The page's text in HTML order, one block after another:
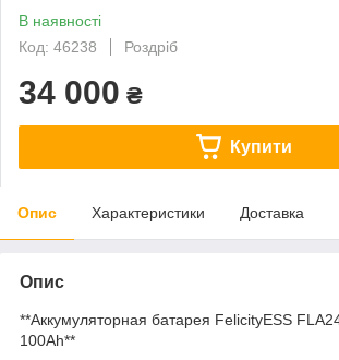
В наявності
Код: 46238
Роздріб
34 000 ₴
Купити
Опис Характеристики Доставка
Опис
**Аккумуляторная батарея FelicityESS
100Ah**